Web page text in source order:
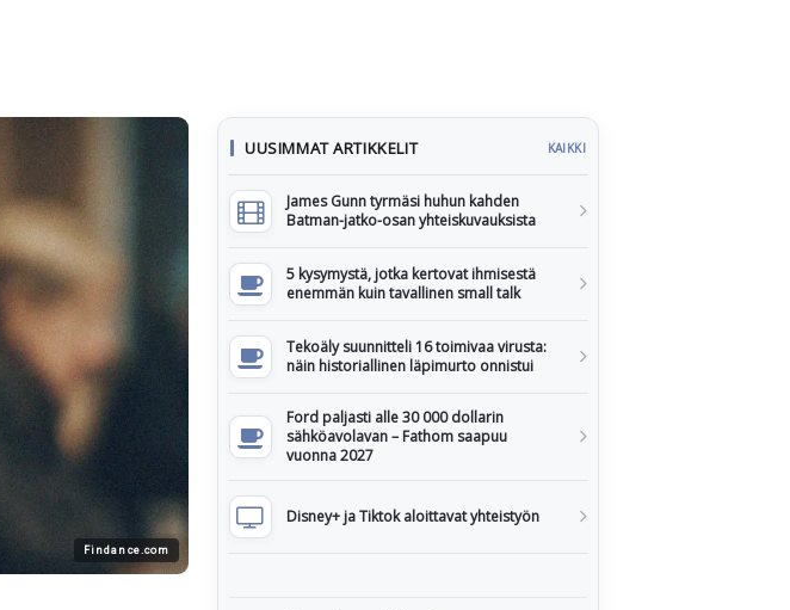
Findance.com
UUSIMMAT ARTIKKELIT KAIKKI
James Gunn tyrmäsi huhun kahden
Batman-jatko-osan yhteiskuvauksista
5 kysymystä, jotka kertovat ihmisestä
enemmän kuin tavallinen small talk
Tekoäly suunnitteli 16 toimivaa virusta:
näin historiallinen läpimurto onnistui
Ford paljasti alle 30 000 dollarin
sähköavolavan – Fathom saapuu
vuonna 2027
Disney+ ja Tiktok aloittavat yhteistyön